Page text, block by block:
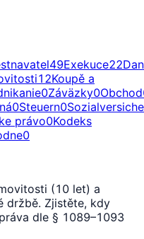
49Exekuce22
12Koupě a
0Záväzky0Obchod
0Steuern0
právo0Kodeks
0
(10 let) a
držbě. Zjistěte, kdy
dle § 1089–1093